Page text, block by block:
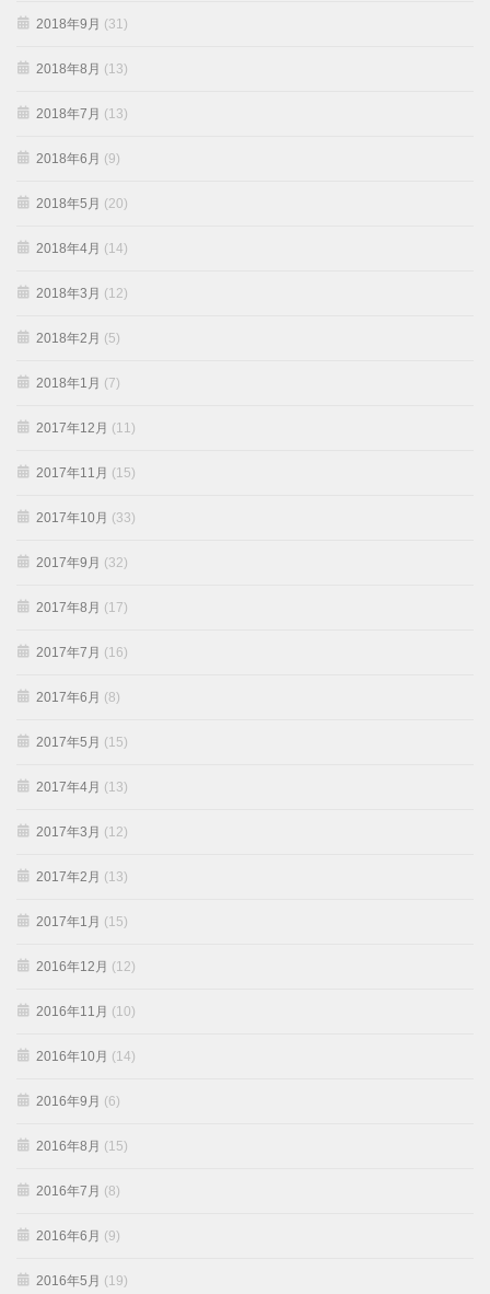
2018年9月 (31)
2018年8月 (13)
2018年7月 (13)
2018年6月 (9)
2018年5月 (20)
2018年4月 (14)
2018年3月 (12)
2018年2月 (5)
2018年1月 (7)
2017年12月 (11)
2017年11月 (15)
2017年10月 (33)
2017年9月 (32)
2017年8月 (17)
2017年7月 (16)
2017年6月 (8)
2017年5月 (15)
2017年4月 (13)
2017年3月 (12)
2017年2月 (13)
2017年1月 (15)
2016年12月 (12)
2016年11月 (10)
2016年10月 (14)
2016年9月 (6)
2016年8月 (15)
2016年7月 (8)
2016年6月 (9)
2016年5月 (19)